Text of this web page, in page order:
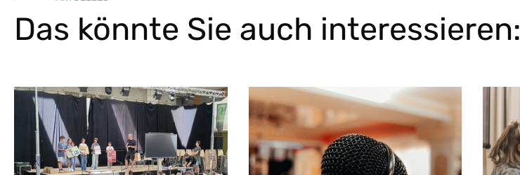
Das könnte Sie auch interessieren: